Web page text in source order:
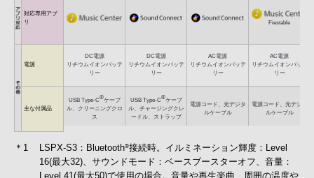
対応専用アプ
リ
電源
主な付属品
DC電源
リチウムイオンバッテ
リー
USB Type-C®ケーブ
ル、
クリーニングクロ
ス
DC電源
リチウムイオンバッテ
リー
USB Type-C®ケーブ
ル、 チャージングクレ
ードル、
ストラップ
AC電源
リチウムイオンバッテ
リー
電源コード、 光デジタ
ルケーブル
Fiestable
AC電源
リチウムイオンバッテ
リー
電源コード、 光デジタ
ルケーブル
＊1 LSPX-S3：Bluetooth®接続時。イルミネーション輝度：Level
16(最大32)、サウンドモード：ベースブースターオフ、音量：
Level 41(最大50)で使用の場合。音量や再生楽曲、周囲の温度や